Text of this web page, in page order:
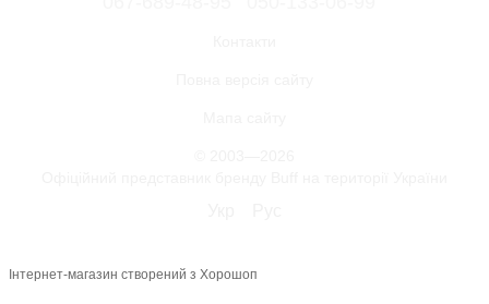
Інтернет-магазин створений з Хорошоп